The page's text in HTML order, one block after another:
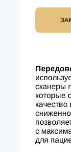
сканеры
которые
с
для